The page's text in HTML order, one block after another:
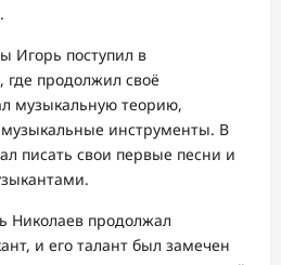
Игорь поступил в
продолжил своё
музыкальную теорию,
инструменты. В
писать свои первые песни и
Николаев продолжал
и его талант был замечен